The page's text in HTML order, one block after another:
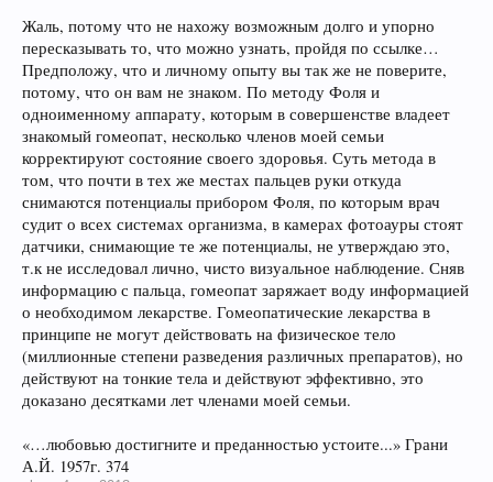
Жаль, потому что не нахожу возможным долго и упорно
пересказывать то, что можно узнать, пройдя по ссылке…
Предположу, что и личному опыту вы так же не поверите,
потому, что он вам не знаком. По методу Фоля и
одноименному аппарату, которым в совершенстве владеет
знакомый гомеопат, несколько членов моей семьи
корректируют состояние своего здоровья. Суть метода в
том, что почти в тех же местах пальцев руки откуда
снимаются потенциалы прибором Фоля, по которым врач
судит о всех системах организма, в камерах фотоауры стоят
датчики, снимающие те же потенциалы, не утверждаю это,
т.к не исследовал лично, чисто визуальное наблюдение. Сняв
информацию с пальца, гомеопат заряжает воду информацией
о необходимом лекарстве. Гомеопатические лекарства в
принципе не могут действовать на физическое тело
(миллионные степени разведения различных препаратов), но
действуют на тонкие тела и действуют эффективно, это
доказано десятками лет членами моей семьи.
«…любовью достигните и преданностью устоите...» Грани
А.Й. 1957г. 374